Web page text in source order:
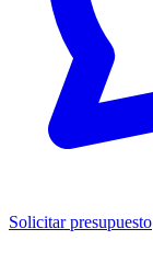
Solicitar presupuesto